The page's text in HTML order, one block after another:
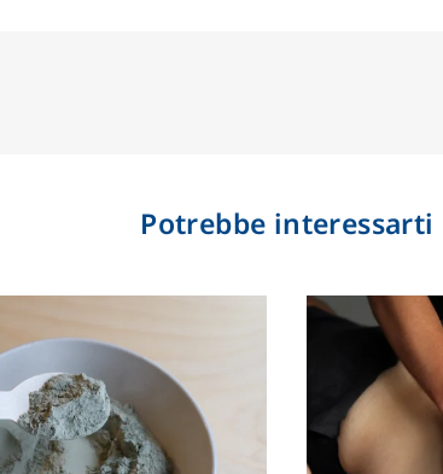
Potrebbe interessarti